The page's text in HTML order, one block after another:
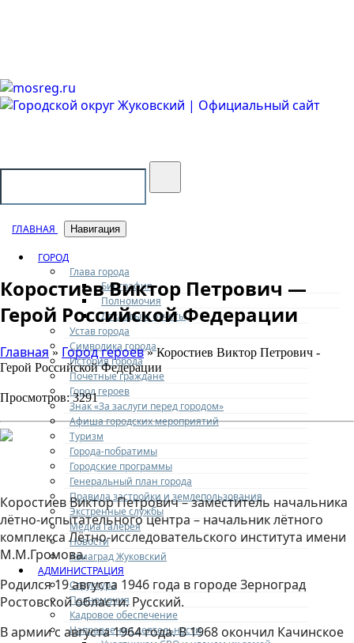
ГЛАВНАЯ Навигация
ГОРОД
Глава города
Биография
Полномочия
Доклады и отчеты
Устав города
Символика города
История города
Почетные граждане
Город героев
Знак «За заслуги перед городом»
Афиша городских мероприятий
Туризм
Города-побратимы
Городские программы
Генеральный план города
Правила застройки и землепользования
Экстренные службы
Медиа галерея
Новости
Авиаград Жуковский
АДМИНИСТРАЦИЯ
Структура
Полномочия
Кадровое обеспечение
Направления деятельности
Коростиев Виктор Петрович —
Герой Российской Федерации
Главная» Город героев» Коростиев Виктор Петрович -
Герой Российской Федерации
Просмотров: 3291
Коростиев Виктор Петрович – заместитель начальника
лётно-испытательного центра – начальник лётного
комплекса Лётно-исследовательского института имени
М.М.Громова.
Родился 19 августа 1946 года в городе Зерноград
Ростовской области. Русский.
В армии с августа 1964 года. В 1968 окончил Качинское